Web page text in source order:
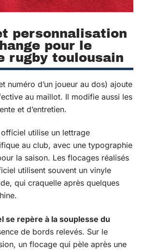
personnalisation
pour le
rugby toulousain
numéro d’un joueur au dos) ajoute
au maillot. Il modifie aussi les
et d’entretien.
utilise un lettrage
au club, avec une typographie
la saison. Les flocages réalisés
utilisent souvent un vinyle
qui craquelle après quelques
se repère à la souplesse du
de bords relevés. Sur le
un flocage qui pèle après une